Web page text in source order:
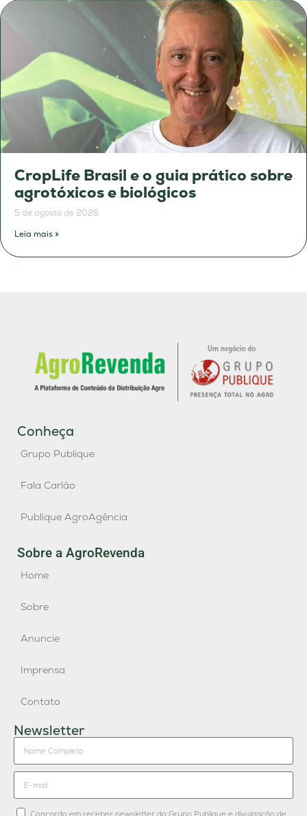
CropLife Brasil e o guia prático sobre
agrotóxicos e biológicos
5 de agosto de 2026
Leia mais »
Conheça
Grupo Publique
Fala Carlão
Publique AgroAgência
Sobre a AgroRevenda
Home
Sobre
Anuncie
Imprensa
Contato
Newsletter
Concordo em receber newsletter do Grupo Publique e divulgação de